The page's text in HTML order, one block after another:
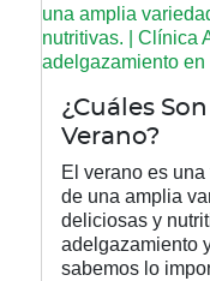
¿Cuáles
Verano?
El verano es
de una amplia
deliciosas y
adelgazamiento
sabemos lo